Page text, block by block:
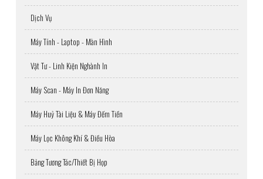
Dịch Vụ
Máy Tính - Laptop - Màn Hình
Vật Tư - Linh Kiện Nghành In
Máy Scan - Máy In Đơn Năng
Máy Huỷ Tài Liệu & Máy Đếm Tiền
Máy Lọc Không Khí & Điều Hòa
Bảng Tương Tác/Thiết Bị Họp